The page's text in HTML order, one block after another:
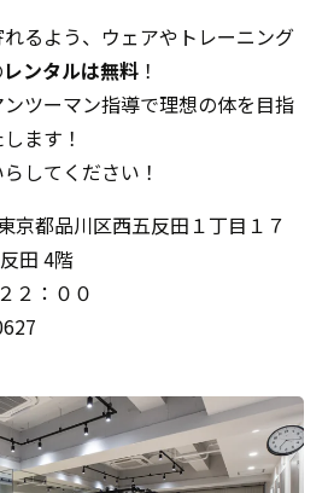
るよう、ウェアやトレーニング
レンタルは無料 ！
ツーマン指導で理想の体を目指
ます！
してください！
京都品川区西五反田１丁目１７
田 4階
２：００